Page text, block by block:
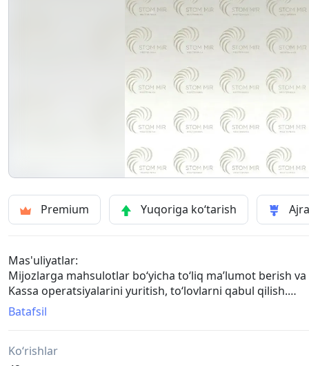
Premium Yuqoriga ko‘tarish
Mas'uliyatlar:
Mijozlarga mahsulotlar bo‘yicha to‘liq ma’lumot berish
Kassa operatsiyalarini yuritish, to‘lovlarni qabul qilish.
Mahsulotlarni vitrinaga joylashtirish va tartibini nazorat
Do‘konning tozaligi va tartibini saqlash.
Batafsil
Ko‘rishlar